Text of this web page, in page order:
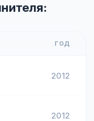
ГОД
2012
2012